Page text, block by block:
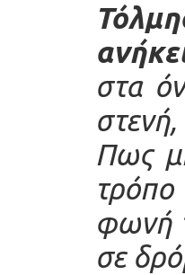
στα
Πως
φωνή
σε